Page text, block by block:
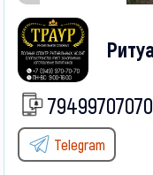
79499707070
Telegram